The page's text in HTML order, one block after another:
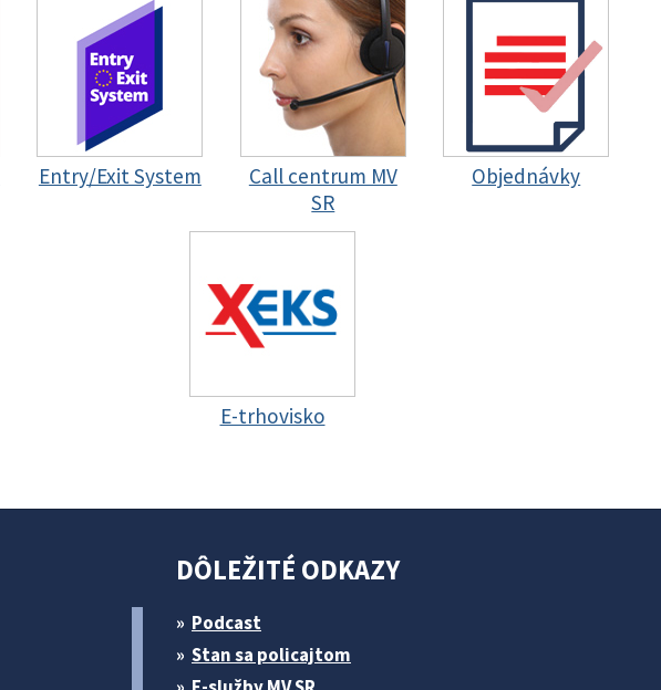
Entry/Exit System
Call centrum MV
SR
Objednávky
E-trhovisko
DÔLEŽITÉ ODKAZY
Podcast
Stan sa policajtom